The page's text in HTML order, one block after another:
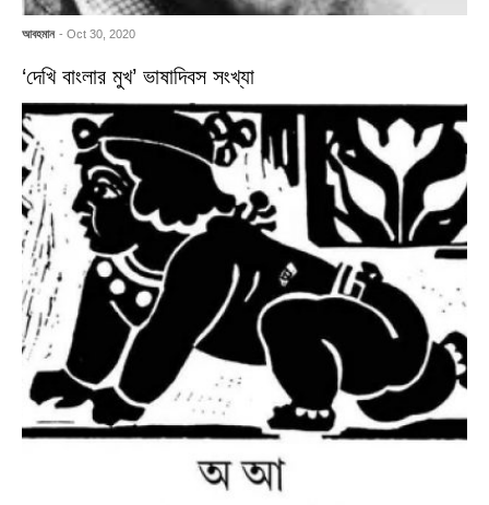
আবহমান - Oct 30, 2020
‘দেখি বাংলার মুখ’ ভাষাদিবস সংখ্যা